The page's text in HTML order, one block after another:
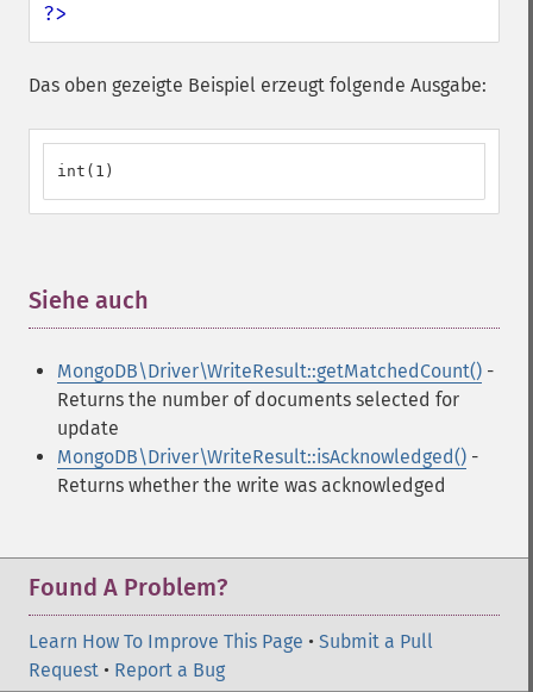
?>
Das oben gezeigte Beispiel erzeugt folgende Ausgabe:
int(1)
Siehe auch
MongoDB\Driver\WriteResult::getMatchedCount() -
Returns the number of documents selected for
update
MongoDB\Driver\WriteResult::isAcknowledged() -
Returns whether the write was acknowledged
Found A Problem?
Learn How To Improve This Page • Submit a Pull
Request • Report a Bug